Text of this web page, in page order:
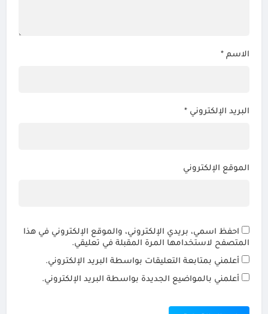
الاسم *
البريد الإلكتروني *
الموقع الإلكتروني
احفظ اسمي، بريدي الإلكتروني، والموقع الإلكتروني في هذا
المتصفح لاستخدامها المرة المقبلة في تعليقي.
أعلمني بمتابعة التعليقات بواسطة البريد الإلكتروني.
أعلمني بالمواضيع الجديدة بواسطة البريد الإلكتروني.